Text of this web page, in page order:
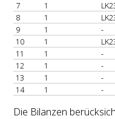
7
1
8
1
9
1
-
10
1
11
1
-
12
1
-
13
1
-
14
1 -
Die Bilanzen